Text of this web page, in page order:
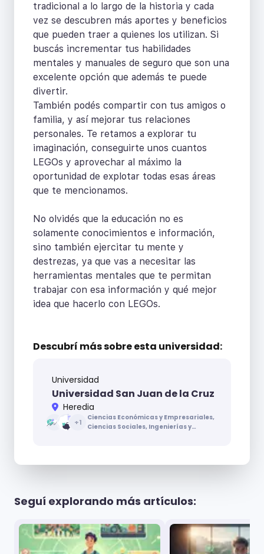
tradicional a lo largo de la historia y cada
vez se descubren más aportes y beneficios
que pueden traer a quienes los utilizan. Si
buscás incrementar tus habilidades
mentales y manuales de seguro que son una
excelente opción que además te puede
divertir.
También podés compartir con tus amigos o
familia, y así mejorar tus relaciones
personales. Te retamos a explorar tu
imaginación, conseguirte unos cuantos
LEGOs y aprovechar al máximo la
oportunidad de explotar todas esas áreas
que te mencionamos.
No olvidés que la educación no es
solamente conocimientos e información,
sino también ejercitar tu mente y
destrezas, ya que vas a necesitar las
herramientas mentales que te permitan
trabajar con esa información y qué mejor
idea que hacerlo con LEGOs.
Descubrí más sobreesta universidad:
Universidad
Universidad San Juan de la Cruz
Heredia
+1
Ciencias Económicas y Empresariales,
Ciencias Sociales, Ingenierías y
Seguí explorando más artículos: